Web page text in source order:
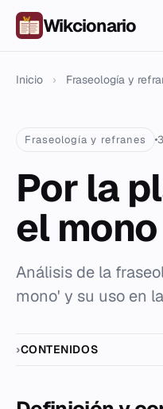
Wikcionario
Inicio › Fraseología y
Fraseología y refranes
Por la
el mono
Análisis de la
mono' y su uso en
CONTENIDOS